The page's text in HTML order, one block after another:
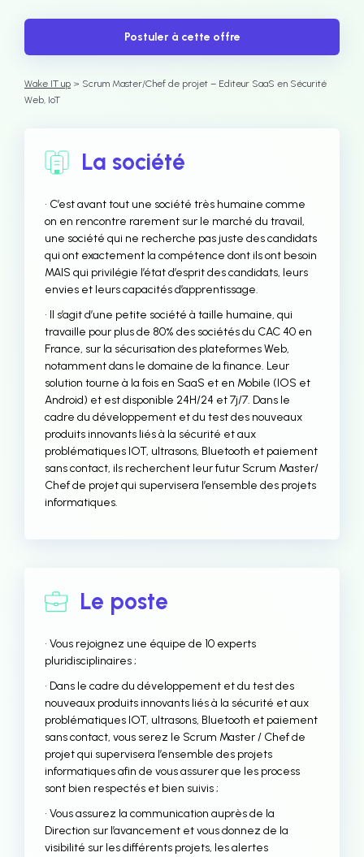
Postuler à cette offre
Wake IT up > Scrum Master/Chef de projet – Editeur SaaS en Sécurité
Web, IoT
La société
• C’est avant tout une société très humaine comme
on en rencontre rarement sur le marché du travail,
une société qui ne recherche pas juste des candidats
qui ont exactement la compétence dont ils ont besoin
MAIS qui privilégie l’état d’esprit des candidats, leurs
envies et leurs capacités d’apprentissage.
• Il s’agit d’une petite société à taille humaine, qui
travaille pour plus de 80% des sociétés du CAC 40 en
France, sur la sécurisation des plateformes Web,
notamment dans le domaine de la finance. Leur
solution tourne à la fois en SaaS et en Mobile (IOS et
Android) et est disponible 24H/24 et 7j/7. Dans le
cadre du développement et du test des nouveaux
produits innovants liés à la sécurité et aux
problématiques IOT, ultrasons, Bluetooth et paiement
sans contact, ils recherchent leur futur Scrum Master/
Chef de projet qui supervisera l’ensemble des projets
informatiques.
Le poste
• Vous rejoignez une équipe de 10 experts
pluridisciplinaires ;
• Dans le cadre du développement et du test des
nouveaux produits innovants liés à la sécurité et aux
problématiques IOT, ultrasons, Bluetooth et paiement
sans contact, vous serez le Scrum Master / Chef de
projet qui supervisera l’ensemble des projets
informatiques afin de vous assurer que les process
sont bien respectés et bien suivis ;
• Vous assurez la communication auprès de la
Direction sur l’avancement et vous donnez de la
visibilité sur les différents projets, les alertes